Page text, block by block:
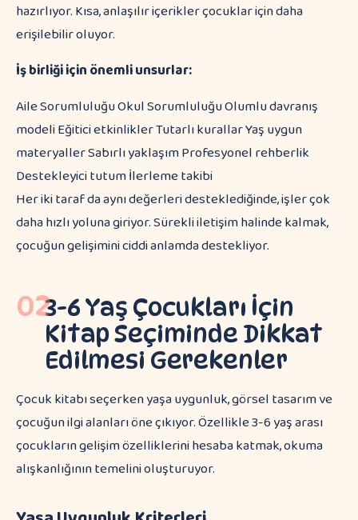
hazırlıyor. Kısa, anlaşılır içerikler çocuklar için daha
erişilebilir oluyor.
İş birliği için önemli unsurlar:
Aile Sorumluluğu Okul Sorumluluğu Olumlu davranış
modeli Eğitici etkinlikler Tutarlı kurallar Yaş uygun
materyaller Sabırlı yaklaşım Profesyonel rehberlik
Destekleyici tutum İlerleme takibi
Her iki taraf da aynı değerleri desteklediğinde, işler çok
daha hızlı yoluna giriyor. Sürekli iletişim halinde kalmak,
çocuğun gelişimini ciddi anlamda destekliyor.
023-6 Yaş Çocukları İçin
Kitap Seçiminde Dikkat
Edilmesi Gerekenler
Çocuk kitabı seçerken yaşa uygunluk, görsel tasarım ve
çocuğun ilgi alanları öne çıkıyor. Özellikle 3-6 yaş arası
çocukların gelişim özelliklerini hesaba katmak, okuma
alışkanlığının temelini oluşturuyor.